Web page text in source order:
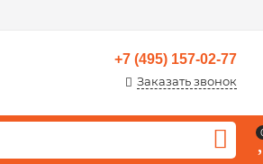
+7 (495) 157-02-77
Заказать звонок